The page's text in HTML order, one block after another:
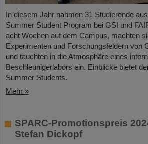
In diesem Jahr nahmen 31 Studierende
Summer Student Program bei GSI und
acht Wochen auf dem Campus, machten
Experimenten und Forschungsfeldern von
und tauchten in die Atmosphäre eines
Beschleunigerlabors ein. Einblicke bietet
Summer Students.
Mehr »
SPARC-Promotionspreis
Stefan Dickopf